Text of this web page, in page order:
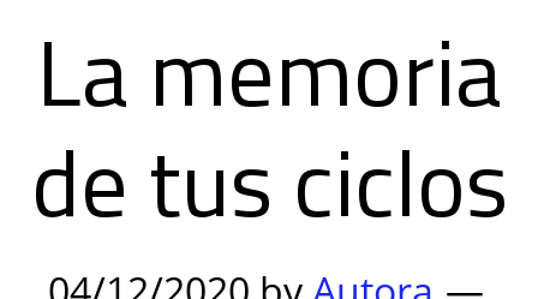
La memoria
de tus ciclos